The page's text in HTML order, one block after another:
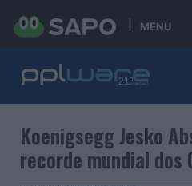
MENU
Koenigsegg Jesko
recorde mundial